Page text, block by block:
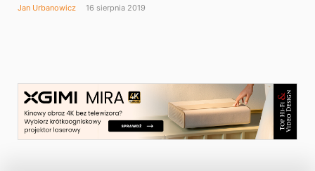
Jan Urbanowicz 16 sierpnia 2019